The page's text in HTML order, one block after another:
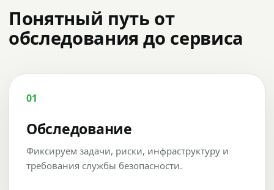
Понятный путь от
обследования до сервиса
01
Обследование
Фиксируем задачи, риски, инфраструктуру и
требования службы безопасности.